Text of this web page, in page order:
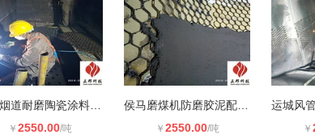
￥ 2550.00/吨 ￥ 2550.00/吨 ￥